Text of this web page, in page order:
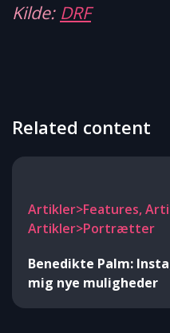
Kilde: DRF
Related content
Artikler>Features,
Artikler>Portrætter
Benedikte Palm:
mig nye muligheder